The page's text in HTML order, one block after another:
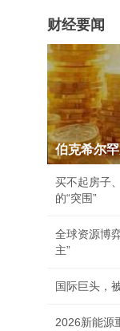
财经要闻
伯克希尔
买不起房子
的“突围”
全球资源博
主”
国际巨头，
2026新能源